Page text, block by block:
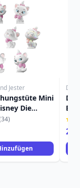
Jester
Mini
Die